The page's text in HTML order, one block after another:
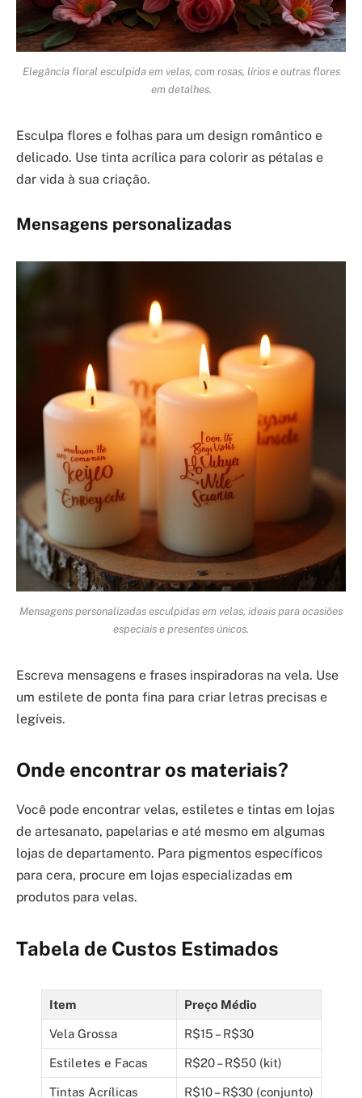
Elegância floral esculpida em velas, com rosas, lírios e outras flores
em detalhes.
Esculpa flores e folhas para um design romântico e
delicado. Use tinta acrílica para colorir as pétalas e
dar vida à sua criação.
Mensagens personalizadas
Mensagens personalizadas esculpidas em velas, ideais para ocasiões
especiais e presentes únicos.
Escreva mensagens e frases inspiradoras na vela. Use
um estilete de ponta fina para criar letras precisas e
legíveis.
Onde encontrar os materiais?
Você pode encontrar velas, estiletes e tintas em lojas
de artesanato, papelarias e até mesmo em algumas
lojas de departamento. Para pigmentos específicos
para cera, procure em lojas especializadas em
produtos para velas.
Tabela de Custos Estimados
Item Preço Médio
Vela Grossa R$15 – R$30
Estiletes e Facas R$20 – R$50 (kit)
Tintas Acrílicas R$10 – R$30 (conjunto)